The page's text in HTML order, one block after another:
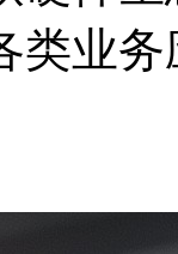
类业务